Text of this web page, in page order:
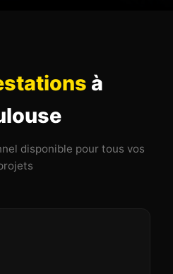
à
disponible pour tous vos